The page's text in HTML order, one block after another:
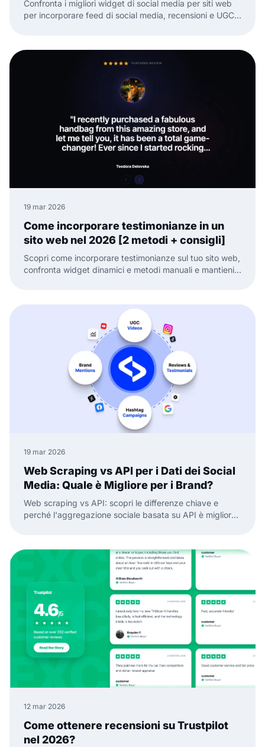
Confronta i migliori widget di social media per siti web
per incorporare feed di social media, recensioni e UGC
19 mar 2026
Come incorporare testimonianze in un
sito web nel 2026 [2 metodi + consigli]
Scopri come incorporare testimonianze sul tuo sito web,
confronta widget dinamici e metodi manuali e mantieni
19 mar 2026
Web Scraping vs API per i Dati dei Social
Media: Quale è Migliore per i Brand?
Web scraping vs API: scopri le differenze chiave e
perché l'aggregazione sociale basata su API è migliore
12 mar 2026
Come ottenere recensioni su Trustpilot
nel 2026?